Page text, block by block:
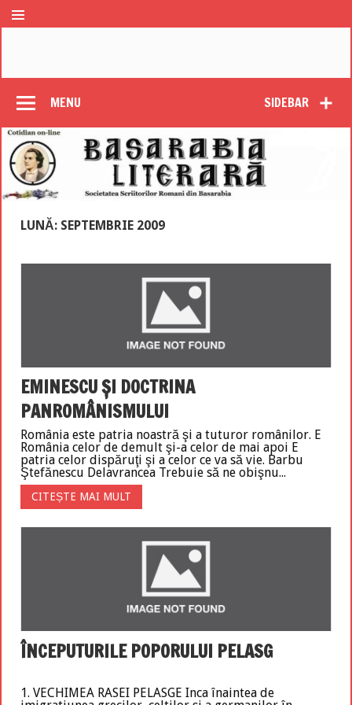
SIDEBAR
MENU
LUNĂ: SEPTEMBRIE 2009
EMINESCU ŞI DOCTRINA
PANROMÂNISMULUI
România este patria noastră şi a tuturor românilor. E
România celor de demult şi-a celor de mai apoi E
patria celor dispăruţi şi a celor ce va să vie. Barbu
Ştefănescu Delavrancea Trebuie să ne obişnu...
CITEȘTE MAI MULT
ÎNCEPUTURILE POPORULUI PELASG
1. VECHIMEA RASEI PELASGE Inca înaintea de